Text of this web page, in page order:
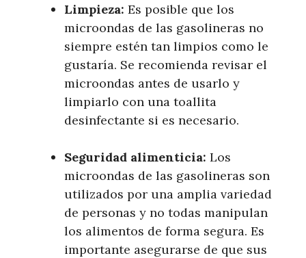
Limpieza: Es posible que los
microondas de las gasolineras no
siempre estén tan limpios como le
gustaría. Se recomienda revisar el
microondas antes de usarlo y
limpiarlo con una toallita
desinfectante si es necesario.
Seguridad alimenticia: Los
microondas de las gasolineras son
utilizados por una amplia variedad
de personas y no todas manipulan
los alimentos de forma segura. Es
importante asegurarse de que sus